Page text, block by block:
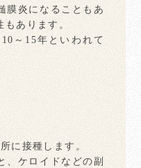
膜炎になることもあ
あります。
～15年といわれて
に接種します。
、ケロイドなどの副